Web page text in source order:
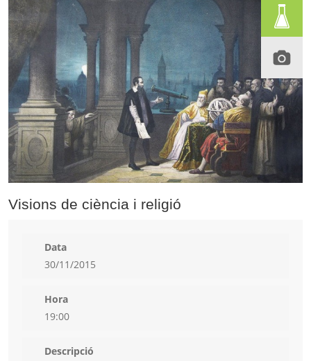
Visions de ciència i religió
Data
30/11/2015
Hora
19:00
Descripció